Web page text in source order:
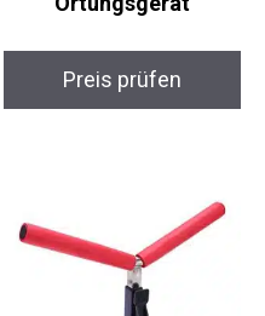
Ortungsgerät
Preis prüfen